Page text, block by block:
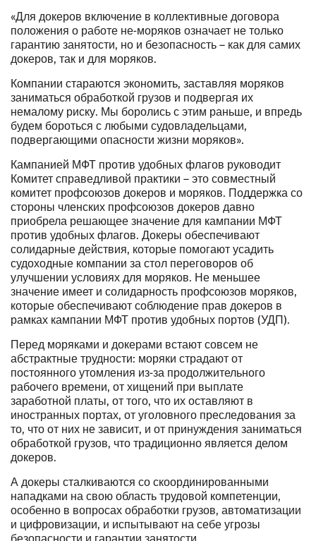
«Для докеров включение в коллективные договора
положения о работе не-моряков означает не только
гарантию занятости, но и безопасность – как для самих
докеров, так и для моряков.
Компании стараются экономить, заставляя моряков
заниматься обработкой грузов и подвергая их
немалому риску. Мы боролись с этим раньше, и впредь
будем бороться с любыми судовладельцами,
подвергающими опасности жизни моряков».
Кампанией МФТ против удобных флагов руководит
Комитет справедливой практики – это совместный
комитет профсоюзов докеров и моряков. Поддержка со
стороны членских профсоюзов докеров давно
приобрела решающее значение для кампании МФТ
против удобных флагов. Докеры обеспечивают
солидарные действия, которые помогают усадить
судоходные компании за стол переговоров об
улучшении условиях для моряков. Не меньшее
значение имеет и солидарность профсоюзов моряков,
которые обеспечивают соблюдение прав докеров в
рамках кампании МФТ против удобных портов (УДП).
Перед моряками и докерами встают совсем не
абстрактные трудности: моряки страдают от
постоянного утомления из-за продолжительного
рабочего времени, от хищений при выплате
заработной платы, от того, что их оставляют в
иностранных портах, от уголовного преследования за
то, что от них не зависит, и от принуждения заниматься
обработкой грузов, что традиционно является делом
докеров.
А докеры сталкиваются со скоординированными
нападками на свою область трудовой компетенции,
особенно в вопросах обработки грузов, автоматизации
и цифровизации, и испытывают на себе угрозы
безопасности и гарантии занятости.